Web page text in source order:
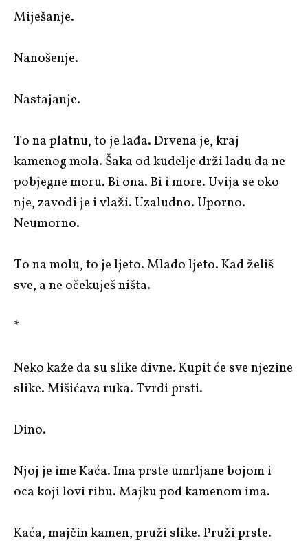
Miješanje.
Nanošenje.
Nastajanje.
To na platnu, to je lađa. Drvena je, kraj
kamenog mola. Šaka od kudelje drži lađu da ne
pobjegne moru. Bi ona. Bi i more. Uvija se oko
nje, zavodi je i vlaži. Uzaludno. Uporno.
Neumorno.
To na molu, to je ljeto. Mlado ljeto. Kad želiš
sve, a ne očekuješ ništa.
*
Neko kaže da su slike divne. Kupit će sve njezine
slike. Mišićava ruka. Tvrdi prsti.
Dino.
Njoj je ime Kaća. Ima prste umrljane bojom i
oca koji lovi ribu. Majku pod kamenom ima.
Kaća, majčin kamen, pruži slike. Pruži prste.